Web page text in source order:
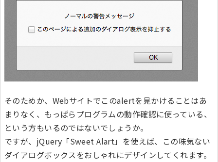
そのためか、Webサイトでこのalertを見かけることはあ
まりなく、もっぱらプログラムの動作確認に使っている、
という方もいるのではないでしょうか。
ですが、jQuery「Sweet Alart」を使えば、この味気ない
ダイアログボックスをおしゃれにデザインしてくれます。